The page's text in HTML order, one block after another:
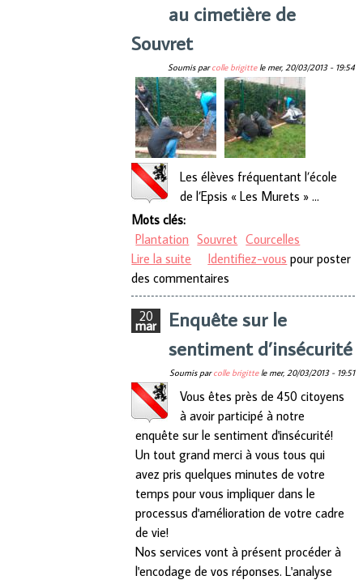
au cimetière de
Souvret
Soumis parcolle brigittele mer, 20/03/2013 - 19:54
Les élèves fréquentant l’école
de l’Epsis « Les Murets » ...
Mots clés:
Plantation Souvret Courcelles
Lire la suite de Plantation d’une haie au
cimetière de Souvret
Identifiez-vous pour poster
des commentaires
20
mar
Enquête sur le
sentiment d’insécurité
Soumis parcolle brigittele mer, 20/03/2013 - 19:51
Vous êtes près de 450 citoyens
à avoir participé à notre
enquête sur le sentiment d'insécurité!
Un tout grand merci à vous tous qui
avez pris quelques minutes de votre
temps pour vous impliquer dans le
processus d'amélioration de votre cadre
de vie!
Nos services vont à présent procéder à
l'encodage de vos réponses. L'analyse